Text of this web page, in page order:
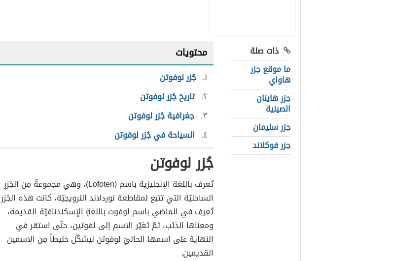
ذات صلة
ما موقع جزر
هاواي
جزر هاينان
الصينية
جزر سليمان
جزر فوكلاند
محتويات
١ جُزر لوفوتن
٢ تاريخ جُزر لوفوتن
٣ جغرافية جُزر لوفوتن
٤ السياحة في جُزر لوفوتن
جُزر لوفوتن
تُعرف باللغة الإنجليزية باسم (Lofoten)، وهي مجموعةٌ مِن الجُزرِ
الساحليّة التي تتبع لمقاطعة نوردلاند النرويجيّة، كانت هذه الجُزر
تُعرف في الماضي باسم لوفوت باللغةِ الإسكندنافيّة القديمة،
ومعناها الذئب، ثمّ تَغيّر الاسم إلى لفوتين، حتّى استقر في
النهاية على اسمها الحاليّ لوفوتن ليشكّل خليطاً مِن الاسمين
القديمين.